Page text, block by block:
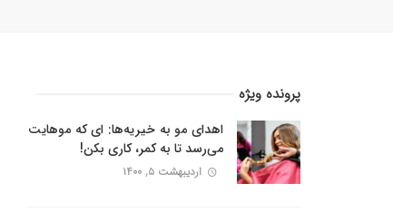
پرونده ویژه
اهدای مو به خیریه‌ها: ای که موهایت
می‌رسد تا به کمر، کاری بکن!
اردیبهشت ۵, ۱۴۰۰